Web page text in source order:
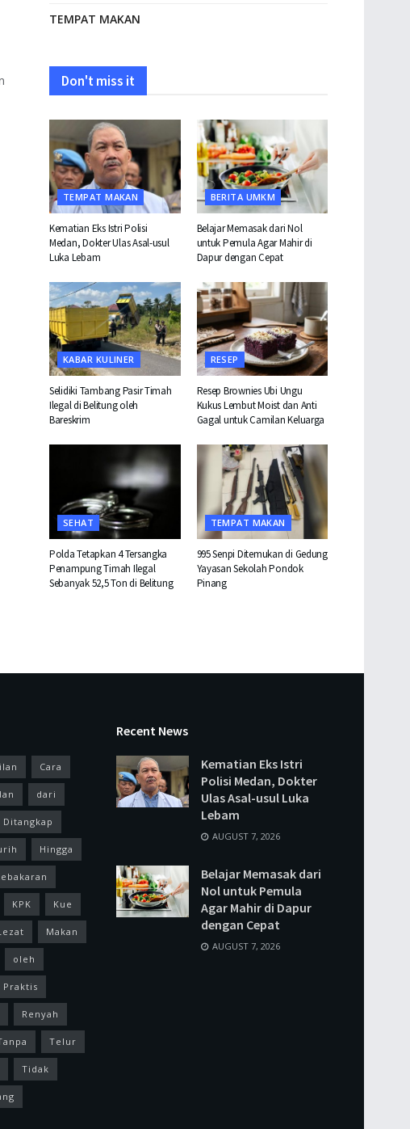
TEMPAT MAKAN
Don't miss it
TEMPAT MAKAN
Kematian Eks Istri Polisi
Medan, Dokter Ulas Asal-usul
Luka Lebam
BERITA UMKM
Belajar Memasak dari Nol
untuk Pemula Agar Mahir di
Dapur dengan Cepat
KABAR KULINER
Selidiki Tambang Pasir Timah
Ilegal di Belitung oleh
Bareskrim
RESEP
Resep Brownies Ubi Ungu
Kukus Lembut Moist dan Anti
Gagal untuk Camilan Keluarga
SEHAT
Polda Tetapkan 4 Tersangka
Penampung Timah Ilegal
Sebanyak 52,5 Ton di Belitung
TEMPAT MAKAN
995 Senpi Ditemukan di Gedung
Yayasan Sekolah Pondok
Pinang
Cara
dari
Ditangkap
Hingga
KPK Kue
Makan
oleh
Praktis
Renyah
Telur
Tidak
Recent News
Kematian Eks Istri
Polisi Medan, Dokter
Ulas Asal-usul Luka
Lebam
AUGUST 7, 2026
Belajar Memasak dari
Nol untuk Pemula
Agar Mahir di Dapur
dengan Cepat
AUGUST 7, 2026